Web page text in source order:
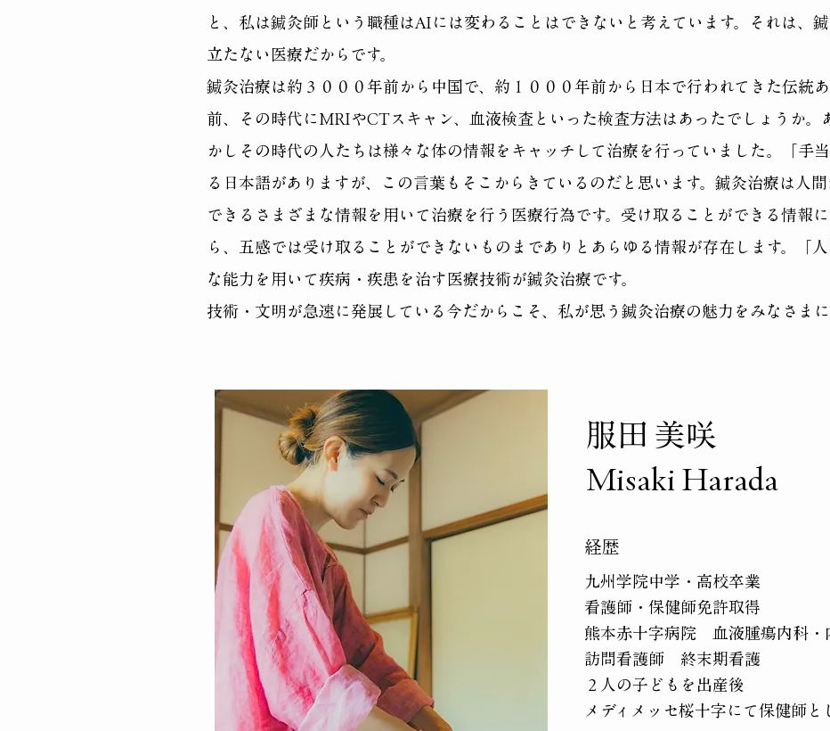
と、私は鍼灸師という職種はAIには変わることはできないと考えています。それは、
立たない医療だからです。
鍼灸治療は約３０００年前から中国で、約１０００年前から日本で行われてきた伝統
前、その時代にMRIやCTスキャン、血液検査といった検査方法はあったでしょうか。
かしその時代の人たちは様々な体の情報をキャッチして治療を行っていました。「手
る日本語がありますが、この言葉もそこからきているのだと思います。鍼灸治療は人
できるさまざまな情報を用いて治療を行う医療行為です。受け取ることができる情報
ら、五感では受け取ることができないものまでありとあらゆる情報が存在します。「
な能力を用いて疾病・疾患を治す医療技術が鍼灸治療です。
技術・文明が急速に発展している今だからこそ、私が思う鍼灸治療の魅力をみなさまに
服田 美咲
Misaki Harada
​経歴
九州学院中学・高校卒業
看護師・保健師免許取得
熊本赤十字病院 血液腫瘍内科・
訪問看護師 終末期看護
２人の子どもを出産後
メディメッセ桜十字にて保健師と